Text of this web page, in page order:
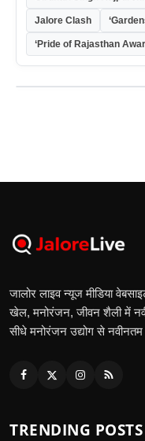
Jalore Clash
‘Pride of Rajasthan
जालोर लाइव न्यूज मीडिया
खेल, मनोरंजन, जीवन शैली में
सीधे मनोरंजन उद्योग से नवीनतम
TRENDING POSTS